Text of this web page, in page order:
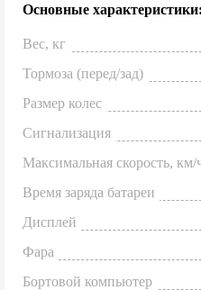
Основные характеристики:
Вес, кг
Тормоза (перед/зад)
Размер колес
Сигнализация
Максимальная скорость, км/
Время заряда батареи
Дисплей
Фара
Бортовой компьютер